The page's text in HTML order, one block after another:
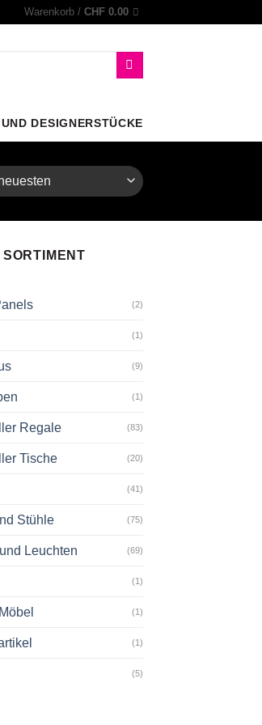
Warenkorb /CHF 0.00
DESIGNERSTÜCKE
(2)
(1)
(9)
(1)
Regale (83)
Tische (20)
(41)
Stühle (75)
Leuchten (69)
(1)
(1)
(1)
(5)